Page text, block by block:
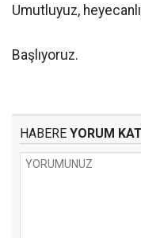
Umutluyuz,
Başlıyoruz.
HABERE YORUM KAT